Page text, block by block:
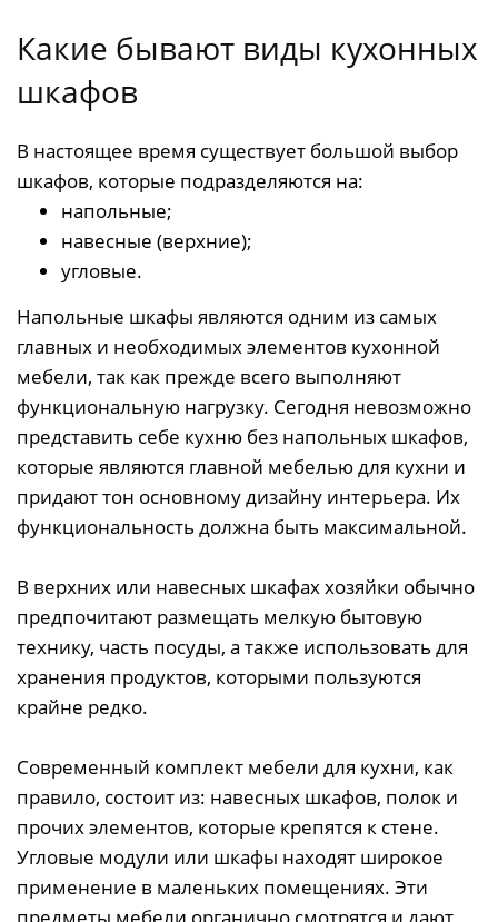
Какие бывают виды кухонных
шкафов
В настоящее время существует большой выбор
шкафов, которые подразделяются на:
напольные;
навесные (верхние);
угловые.
Напольные шкафы являются одним из самых
главных и необходимых элементов кухонной
мебели, так как прежде всего выполняют
функциональную нагрузку. Сегодня невозможно
представить себе кухню без напольных шкафов,
которые являются главной мебелью для кухни и
придают тон основному дизайну интерьера. Их
функциональность должна быть максимальной.
В верхних или навесных шкафах хозяйки обычно
предпочитают размещать мелкую бытовую
технику, часть посуды, а также использовать для
хранения продуктов, которыми пользуются
крайне редко.
Современный комплект мебели для кухни, как
правило, состоит из: навесных шкафов, полок и
прочих элементов, которые крепятся к стене.
Угловые модули или шкафы находят широкое
применение в маленьких помещениях. Эти